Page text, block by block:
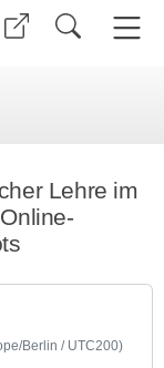
Lehre im
Berlin / UTC200)